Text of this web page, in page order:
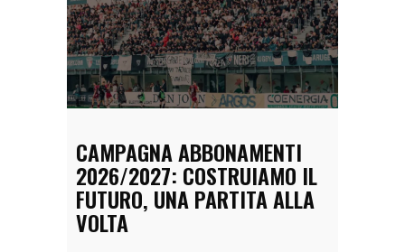
CAMPAGNA ABBONAMENTI
2026/2027: COSTRUIAMO IL
FUTURO, UNA PARTITA ALLA
VOLTA